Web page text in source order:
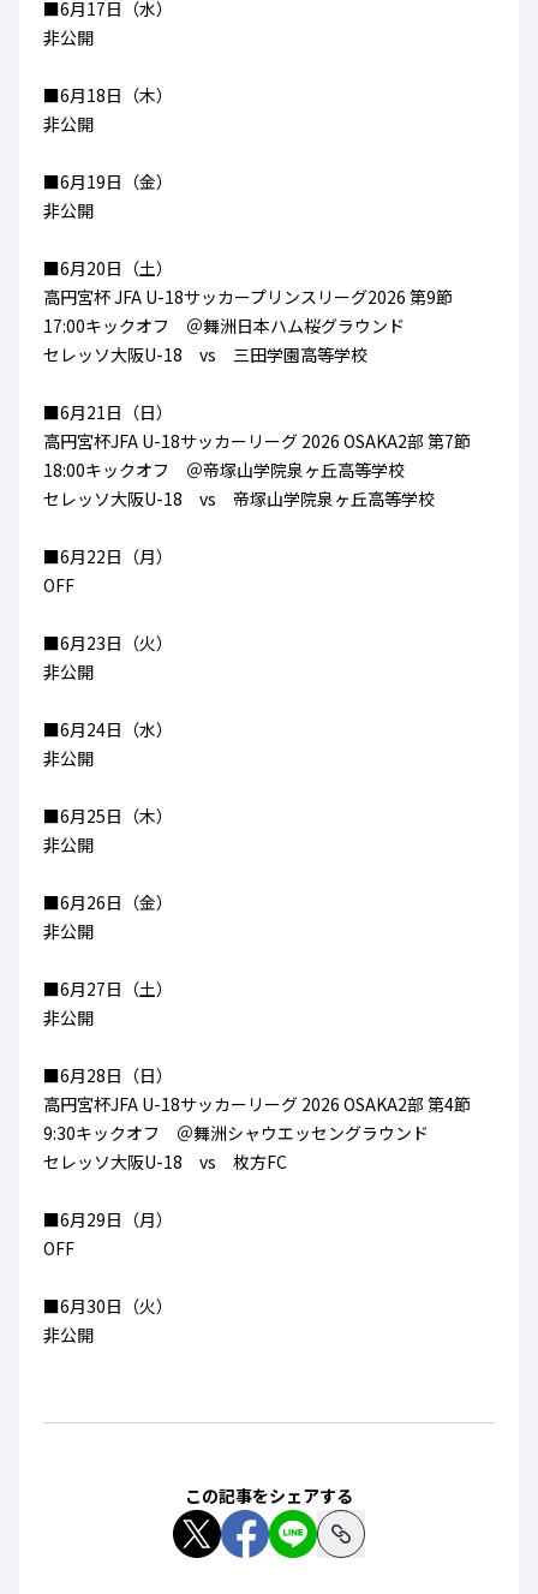
■6月17日（水）
非公開
■6月18日（木）
非公開
■6月19日（金）
非公開
■6月20日（土）
高円宮杯 JFA U-18サッカープリンスリーグ2026 第9節
17:00キックオフ ＠舞洲日本ハム桜グラウンド
セレッソ大阪U-18 vs 三田学園高等学校
■6月21日（日）
高円宮杯JFA U-18サッカーリーグ 2026 OSAKA2部 第7節
18:00キックオフ ＠帝塚山学院泉ヶ丘高等学校
セレッソ大阪U-18 vs 帝塚山学院泉ヶ丘高等学校
■6月22日（月）
OFF
■6月23日（火）
非公開
■6月24日（水）
非公開
■6月25日（木）
非公開
■6月26日（金）
非公開
■6月27日（土）
非公開
■6月28日（日）
高円宮杯JFA U-18サッカーリーグ 2026 OSAKA2部 第4節
9:30キックオフ ＠舞洲シャウエッセングラウンド
セレッソ大阪U-18 vs 枚方FC
■6月29日（月）
OFF
■6月30日（火）
非公開
この記事をシェアする